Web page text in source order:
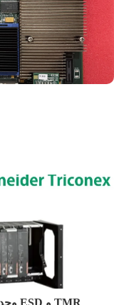
دليل قطع غيار نظام السلامة Triconex: وحدات ESD و TMR